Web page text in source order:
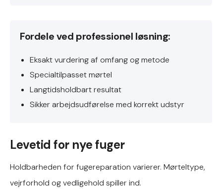
Fordele ved professionel løsning:
Eksakt vurdering af omfang og metode
Specialtilpasset mørtel
Langtidsholdbart resultat
Sikker arbejdsudførelse med korrekt udstyr
Levetid for nye fuger
Holdbarheden for fugereparation varierer. Mørteltype,
vejrforhold og vedligehold spiller ind.